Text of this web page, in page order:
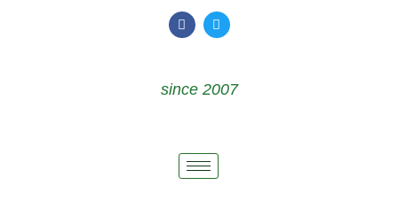
since 2007